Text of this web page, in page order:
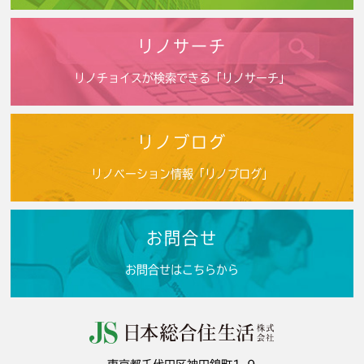
リノサーチ
リノチョイスが検索できる「リノサーチ」
リノブログ
リノベーション情報「リノブログ」
お問合せ
お問合せはこちらから